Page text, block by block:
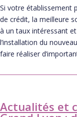
Si votre établissement
de crédit, la meilleure
à un taux intéressant
l’installation du
faire réaliser
Actualités et